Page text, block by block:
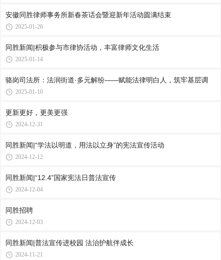
安徽同胜律师事务所新春茶话会暨迎新年活动圆满结束
2025-01-26
同胜新闻|积极参与市律协活动，丰富律师文化生活
2025-01-14
骆岗司法所：法润街道·多元解纷——赋能法律明白人，筑牢基层调
2025-01-10
更新更好，更美更强
2024-12-31
同胜新闻|“学法以明道，用法以立身”的宪法宣传活动
2024-12-12
同胜新闻|“12.4”国家宪法日普法宣传
2024-12-04
同胜招聘
2024-12-03
同胜新闻|普法宣传进校园 法治护航伴成长
2024-11-21